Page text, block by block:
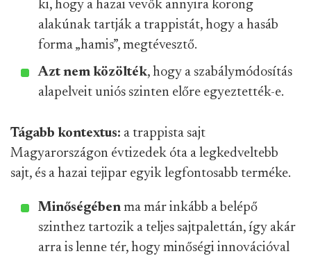
ki, hogy a hazai vevők annyira korong
alakúnak tartják a trappistát, hogy a hasáb
forma „hamis”, megtévesztő.
Azt nem közölték, hogy a szabálymódosítás
alapelveit uniós szinten előre egyeztették-e.
Tágabb kontextus: a trappista sajt
Magyarországon évtizedek óta a legkedveltebb
sajt, és a hazai tejipar egyik legfontosabb terméke.
Minőségében ma már inkább a belépő
szinthez tartozik a teljes sajtpalettán, így akár
arra is lenne tér, hogy minőségi innovációval